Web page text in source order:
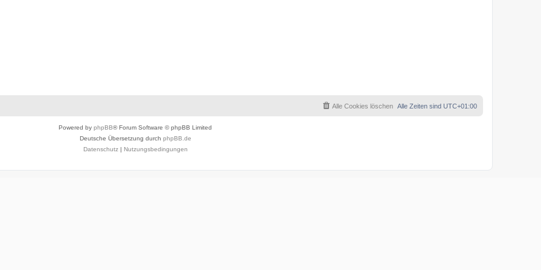
Alle Zeiten sind UTC+01:00
Alle Cookies löschen
Powered by phpBB® Forum Software © phpBB Limited
Deutsche Übersetzung durch phpBB.de
Datenschutz| Nutzungsbedingungen